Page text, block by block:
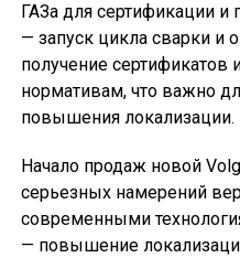
ГАЗа для сертификации и
— запуск цикла сварки и
получение сертификатов
нормативам, что важно
повышения локализации.
Начало продаж новой
серьезных намерений
современными
— повышение